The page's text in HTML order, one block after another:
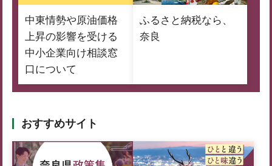
中東情勢や原油価格
上昇の影響を受ける
中小企業向け相談窓
口について
ふるさと納税なら、
奈良
おすすめサイト